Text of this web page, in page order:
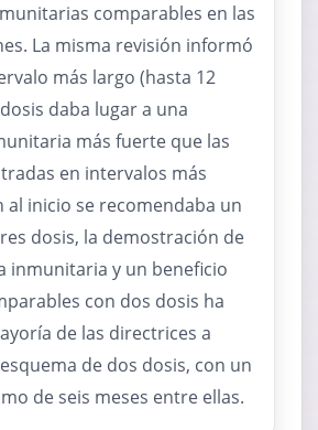
comparables en las
La misma revisión informó
más largo (hasta 12
daba lugar a una
más fuerte que las
en intervalos más
al inicio se recomendaba un
dosis, la demostración de
inmunitaria y un beneficio
con dos dosis ha
de las directrices a
de dos dosis, con un
de seis meses entre ellas.